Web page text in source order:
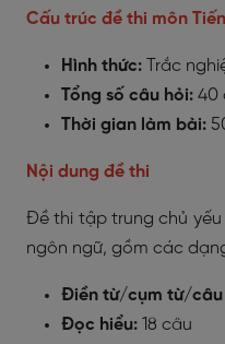
Cấu trúc đề thi môn
Hình thức:
Trắc
Tổng số câu hỏi: 40
Thời gian làm bài:
Nội dung đề thi
Đề thi tập trung chủ
ngôn ngữ, gồm các
Điền từ/cụm từ/câu
Đọc hiểu: 18 câu